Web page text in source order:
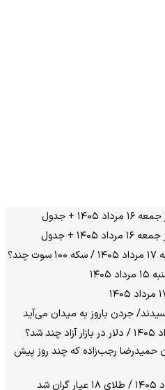
+ جدول
+ جدول
جردن باروز به میدان می‌آید
حمیدرضا رجب‌زاده که چند روز پیش